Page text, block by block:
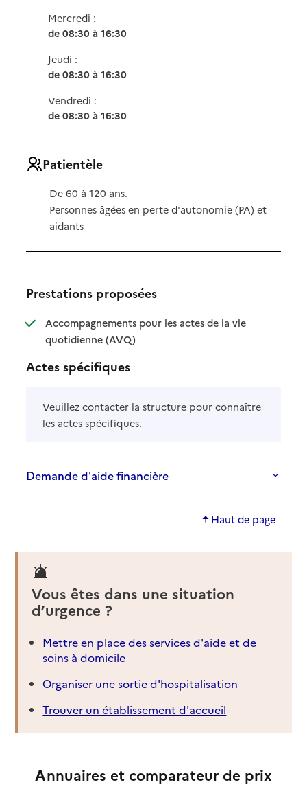
Mercredi :
de 08:30 à 16:30
Jeudi :
de 08:30 à 16:30
Vendredi :
de 08:30 à 16:30
Patientèle
De 60 à 120 ans.
Personnes âgées en perte d'autonomie (PA) et
aidants
Prestations proposées
Accompagnements pour les actes de la vie
quotidienne (AVQ): disponible
: non disponible
Actes spécifiques
Veuillez contacter la structure pour connaître
les actes spécifiques.
Demande d'aide financière
Haut de page
Vous êtes dans une situation
d’urgence ?
Mettre en place des services d'aide et de
soins à domicile
Organiser une sortie d'hospitalisation
Trouver un établissement d'accueil
Annuaires et comparateur de prix